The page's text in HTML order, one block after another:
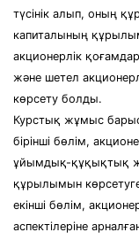
түсінік алып, оның
капиталының
акционерлік
және шетел
көрсету болды.
Курстық жұмыс
бірінші бөлім,
ұйымдық-құқықтық
құрылымын
екінші бөлім,
аспектілеріне